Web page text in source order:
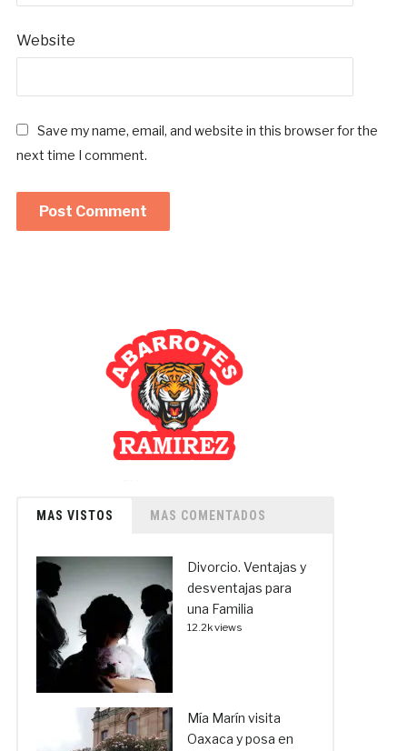
Website
Save my name, email, and website in this browser for the
next time I comment.
MAS VISTOS MAS COMENTADOS
Divorcio. Ventajas y
desventajas para
una Familia
12.2k views
Mía Marín visita
Oaxaca y posa en